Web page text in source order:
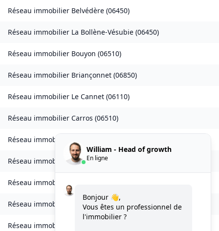
Réseau immobilier Belvédère (06450)
Réseau immobilier La Bollène-Vésubie (06450)
Réseau immobilier Bouyon (06510)
Réseau immobilier Briançonnet (06850)
Réseau immobilier Le Cannet (06110)
Réseau immobilier Carros (06510)
Réseau immobilier
Réseau immobilierCastillon(06500
Réseau immobilier
Réseau immobilier Collongues(06910)
Réseau immobilier
William - Head of growth
En ligne
Bonjour 👋,
Vous êtes un professionnel de
l'immobilier ?